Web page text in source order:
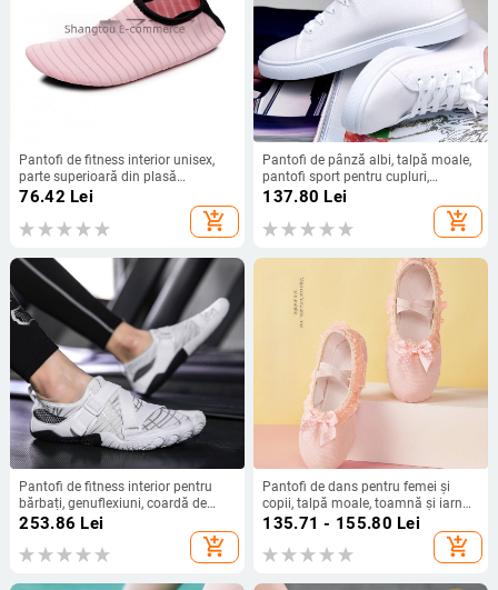
Pantofi de fitness interior unisex,
parte superioară din plasă
respirabilă, talpă antiderapantă,
potriviți pentru yoga, sărit coarda,
dans și antrenament pe bandă
76.42 Lei
add_shopping_cart
Pantofi de pânză albi, talpă moale,
pantofi sport pentru cupluri,
mărime plus, pantofi pentru bărbați
și femei, antiderapanți, rezistenți la
uzură, pantofi de gimnastică pentru
137.80 Lei
add_shopping_cart
Pantofi de fitness interior pentru
bărbați, genuflexiuni, coardă de
sărit, pantofi de absorbție a
șocurilor, pantofi de Pilates pentru
femei, pantofi de yoga cu tracțiune
complet
253.86 Lei
add_shopping_cart
Pantofi de dans pentru femei și
copii, talpă moale, toamnă și iarnă,
corp de antrenament, căptușit cu
fleece, dantelă cărnoasă, gheare de
pisică, fete, prințesă, balet, dans
135.71 - 155.80 Lei
add_shopping_cart